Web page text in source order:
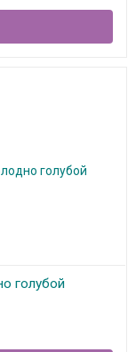
голубой